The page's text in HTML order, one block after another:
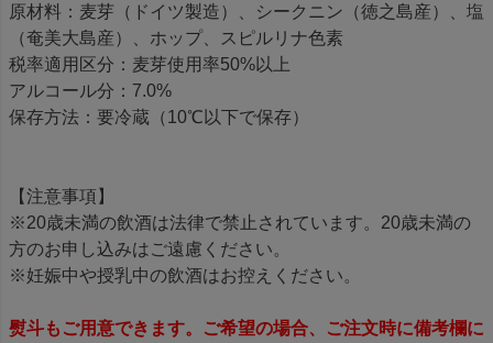
原材料：麦芽（ドイツ製造）、シークニン（徳之島産）、塩
（奄美大島産）、ホップ、スピルリナ色素
税率適用区分：麦芽使用率50%以上
アルコール分：7.0%
保存方法：要冷蔵（10℃以下で保存）
【注意事項】
※20歳未満の飲酒は法律で禁止されています。20歳未満の
方のお申し込みはご遠慮ください。
※妊娠中や授乳中の飲酒はお控えください。
熨斗もご用意できます。ご希望の場合、ご注文時に備考欄に